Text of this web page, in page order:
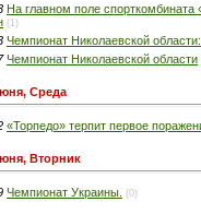
На главном поле
(1)
Чемпионат Николаевской
Чемпионат Николаевской области
Среда
«Торпедо» терпит первое
Вторник
Чемпионат Украины. (0)